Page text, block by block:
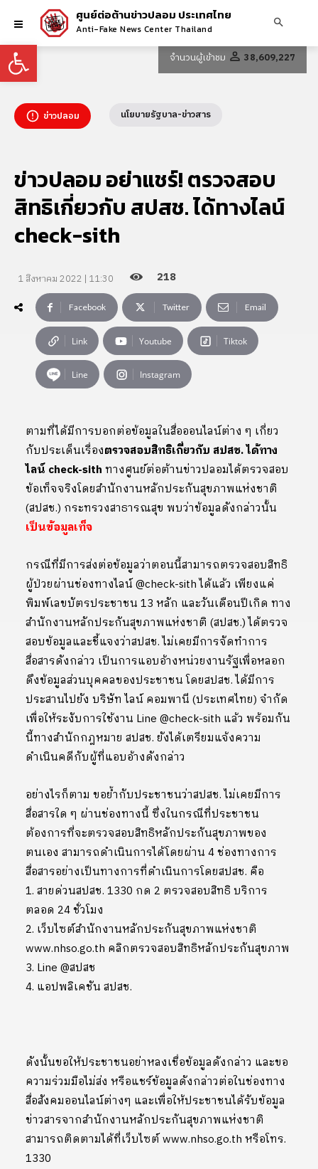
Open toolbar
ศูนย์ต่อต้านข่าวปลอม ประเทศไทย
Anti-Fake News Center Thailand
จำนวนผู้เข้าชม 38,609,227
ข่าวปลอม นโยบายรัฐบาล-ข่าวสาร
ข่าวปลอม อย่าแชร์! ตรวจสอบ
สิทธิเกี่ยวกับ สปสช. ได้ทางไลน์
check-sith
1 สิงหาคม 2022 | 11:30 218
Facebook Twitter Email
Link Youtube Tiktok
Line Instagram
ตามที่ได้มีการบอกต่อข้อมูลในสื่อออนไลน์ต่าง ๆ เกี่ยว
กับประเด็นเรื่องตรวจสอบสิทธิเกี่ยวกับ สปสช. ได้ทาง
ไลน์ check-sith ทางศูนย์ต่อต้านข่าวปลอมได้ตรวจสอบ
ข้อเท็จจริงโดยสำนักงานหลักประกันสุขภาพแห่งชาติ
(สปสช.) กระทรวงสาธารณสุข พบว่าข้อมูลดังกล่าวนั้น
เป็นข้อมูลเท็จ
กรณีที่มีการส่งต่อข้อมูลว่าตอนนี้สามารถตรวจสอบสิทธิ
ผู้ป่วยผ่านช่องทางไลน์ @check-sith ได้แล้ว เพียงแค่
พิมพ์เลขบัตรประชาชน 13 หลัก และวันเดือนปีเกิด ทาง
สำนักงานหลักประกันสุขภาพแห่งชาติ (สปสช.) ได้ตรวจ
สอบข้อมูลและชี้แจงว่าสปสช. ไม่เคยมีการจัดทำการ
สื่อสารดังกล่าว เป็นการแอบอ้างหน่วยงานรัฐเพื่อหลอก
ดึงข้อมูลส่วนบุคคลของประชาชน โดยสปสช. ได้มีการ
ประสานไปยัง บริษัท ไลน์ คอมพานี (ประเทศไทย) จำกัด
เพื่อให้ระงับการใช้งาน Line @check-sith แล้ว พร้อมกัน
นี้ทางสำนักกฎหมาย สปสช. ยังได้เตรียมแจ้งความ
ดำเนินคดีกับผู้ที่แอบอ้างดังกล่าว
อย่างไรก็ตาม ขอย้ำกับประชาชนว่าสปสช. ไม่เคยมีการ
สื่อสารใด ๆ ผ่านช่องทางนี้ ซึ่งในกรณีที่ประชาชน
ต้องการที่จะตรวจสอบสิทธิหลักประกันสุขภาพของ
ตนเอง สามารถดำเนินการได้โดยผ่าน 4 ช่องทางการ
สื่อสารอย่างเป็นทางการที่ดำเนินการโดยสปสช. คือ
1. สายด่วนสปสช. 1330 กด 2 ตรวจสอบสิทธิ บริการ
ตลอด 24 ชั่วโมง
2. เว็บไซต์สำนักงานหลักประกันสุขภาพแห่งชาติ
www.nhso.go.th คลิกตรวจสอบสิทธิหลักประกันสุขภาพ
3. Line @สปสช
4. แอปพลิเคชัน สปสช.
ดังนั้นขอให้ประชาชนอย่าหลงเชื่อข้อมูลดังกล่าว และขอ
ความร่วมมือไม่ส่ง หรือแชร์ข้อมูลดังกล่าวต่อในช่องทาง
สื่อสังคมออนไลน์ต่างๆ และเพื่อให้ประชาชนได้รับข้อมูล
ข่าวสารจากสำนักงานหลักประกันสุขภาพแห่งชาติ
สามารถติดตามได้ที่เว็บไซต์ www.nhso.go.th หรือโทร.
1330